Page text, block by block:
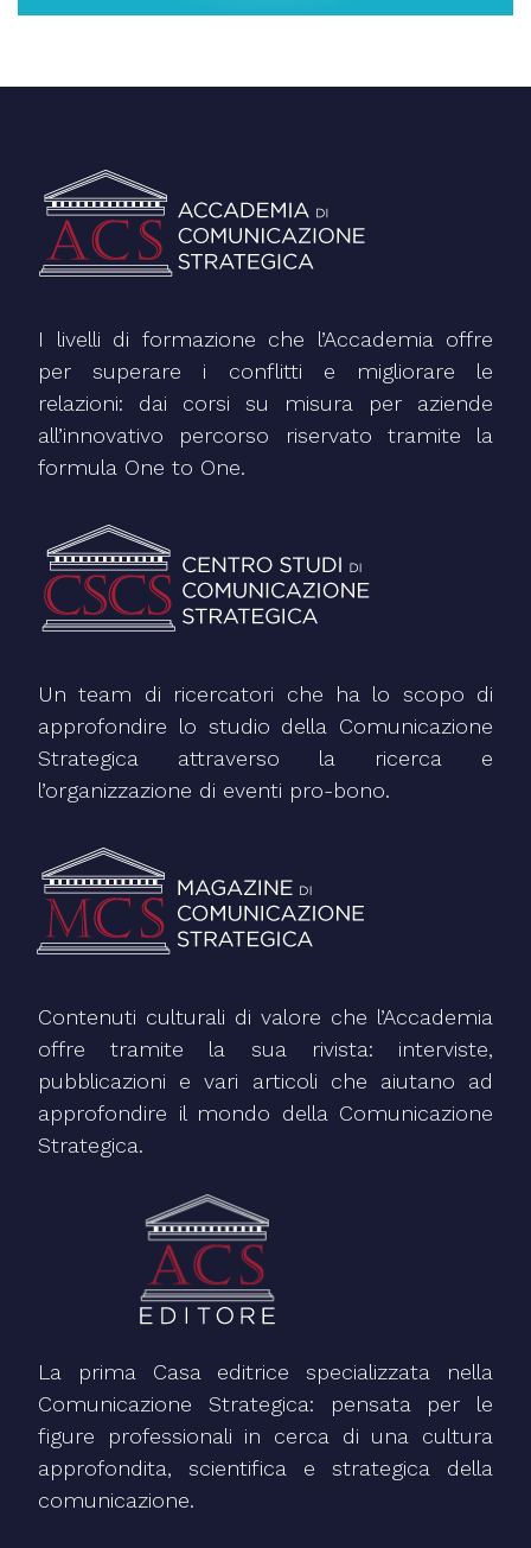
I livelli di formazione che l’Accademia offre
per superare i conflitti e migliorare le
relazioni: dai corsi su misura per aziende
all’innovativo percorso riservato tramite la
formula One to One.
Un team di ricercatori che ha lo scopo di
approfondire lo studio della Comunicazione
Strategica attraverso la ricerca e
l’organizzazione di eventi pro-bono.
Contenuti culturali di valore che l’Accademia
offre tramite la sua rivista: interviste,
pubblicazioni e vari articoli che aiutano ad
approfondire il mondo della Comunicazione
Strategica.
La prima Casa editrice specializzata nella
Comunicazione Strategica: pensata per le
figure professionali in cerca di una cultura
approfondita, scientifica e strategica della
comunicazione.